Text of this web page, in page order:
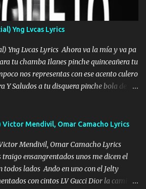
me Estorba , Por Eso Manejo Todo
. Aquí no Se Sufre de Ego vengo Desde
Con Trabajo Y Esfuerzo, Nada es
A Mí lado Una Princesa que A pesar de
. Hecho pa...
Yng Lvcas Lyrics
Yng Lvcas Lyrics Ahora va la mía y va pa
tu chamba Ilanes pinche quinceañera tu
nos representas con ese acento culero
Saludos a tu disquera pinche bola de
entre el miedo Que el chacal mas caro
están iguales a ti todas nacas todas
Y un trofeo para Jiménez por dejarse
algo raro y es que tu no estas jamas
solo ella y nada más pero yo me se otras
Victor Mendivil, Omar Camacho Lyrics
Mendivil, Omar Camacho Lyrics
traigo ensangrentados unos me dicen el
todos lados Ando en uno con el Jelty
con cintos LV Gucci Dior la camisa